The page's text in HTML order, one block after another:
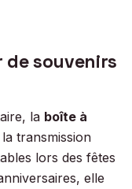
souvenirs
la boîte à
transmission
lors des fêtes
elle